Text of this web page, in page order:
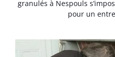
granulés à Nespouls
pour un